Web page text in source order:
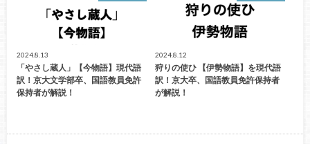
2024.8.13
「やさし蔵人」【今物語】現代語
訳！京大文学部卒、国語教員免許
保持者が解説！
2024.8.12
狩りの使ひ 【伊勢物語】を現代語
訳！京大卒、国語教員免許保持者
が解説！